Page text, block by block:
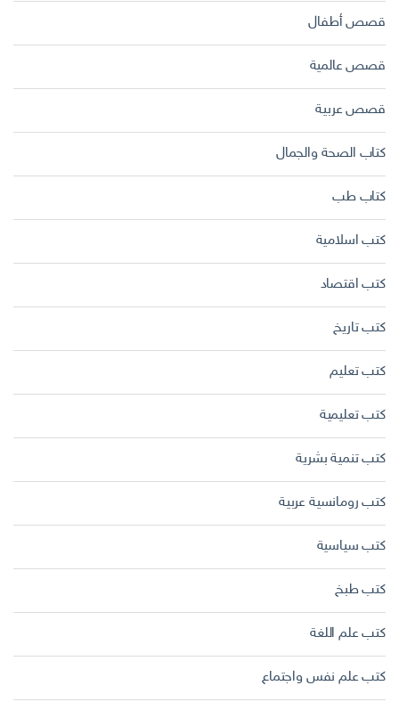
قصص أطفال
قصص عالمية
قصص عربية
كتاب الصحة والجمال
كتاب طب
كتب اسلامية
كتب اقتصاد
كتب تاريخ
كتب تعليم
كتب تعليمية
كتب تنمية بشرية
كتب رومانسية عربية
كتب سياسية
كتب طبخ
كتب علم اللغة
كتب علم نفس واجتماع